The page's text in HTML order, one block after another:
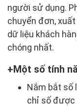
người sử dụng.
chuyển đơn, xuất
dữ liệu khách
chóng nhất.
Một số tính
Nắm bắt số
chỉ số được